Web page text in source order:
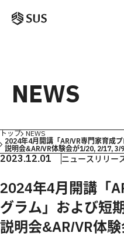
NEWS
トップ NEWS
2024年4月開講「AR/VR専門家育成
説明会&AR/VR体験会が1/20, 2/17, 3/
2023.12.01 ニュースリリー
2024年4月開講「
グラム」および短
説明会&AR/VR体